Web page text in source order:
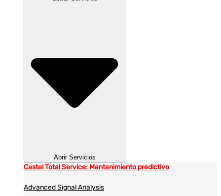
Abrir Servicios
Castel Total Service: Mantenimiento predictivo
Advanced Signal Analysis